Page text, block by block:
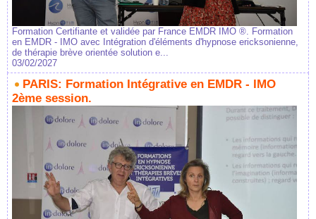
Formation Certifiante et validée par France EMDR IMO ®. Formation
en EMDR - IMO avec Intégration d'éléments d'hypnose ericksonienne,
de thérapie brève orientée solution e...
03/02/2027
PARIS: Formation Intégrative en EMDR - IMO
2ème session.